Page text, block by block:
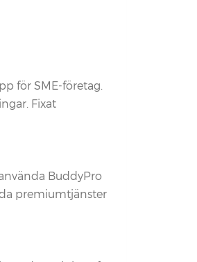
för SME-företag.
Fixat
BuddyPro
premiumtjänster